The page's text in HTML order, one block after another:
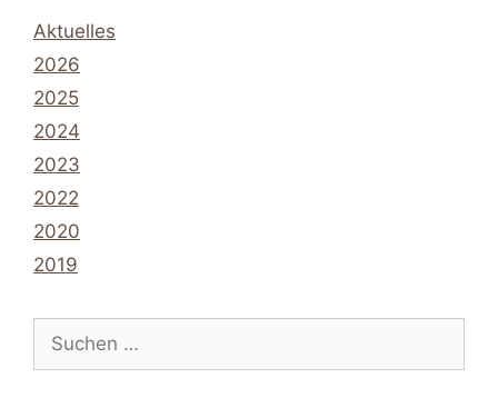
Aktuelles
2026
2025
2024
2023
2022
2020
2019
Suchen
nach: